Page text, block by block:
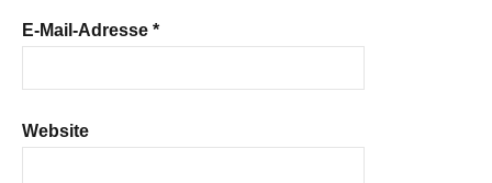
E-Mail-Adresse *
Website